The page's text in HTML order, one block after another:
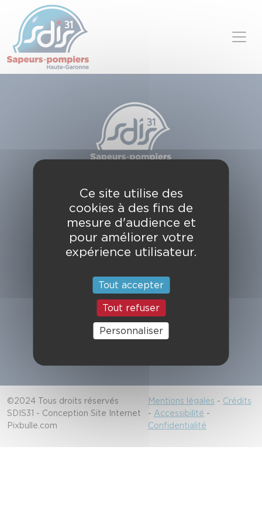
49, chemin de l'Armurié
C.S. 80123
31772 COLOMIERS CEDEX
Contactez-nous
Alerter les secours
18/112
©2024 Tous droits réservés
SDIS31 - Conception Site Internet
Pixbulle.com
Mentions légales - Crédits
- Accessibilité -
Confidentialité
Panneau de gestion des cookies
Ce site utilise des
cookies à des fins de
mesure d'audience et
pour améliorer votre
expérience utilisateur.
Tout accepter
Tout refuser
Personnaliser